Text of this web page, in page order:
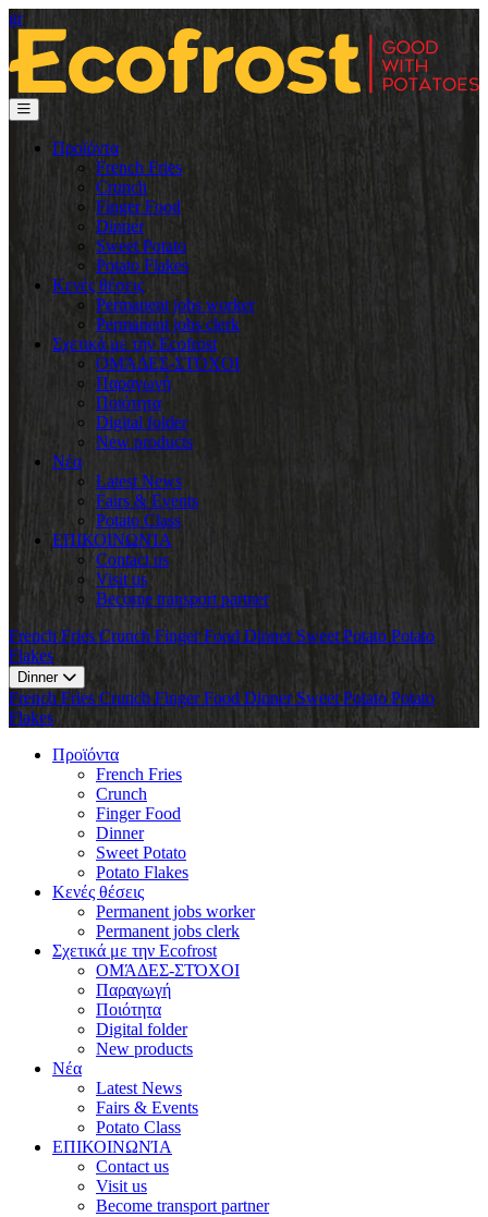
gr
Προϊόντα
French Fries
Crunch
Finger Food
Dinner
Sweet Potato
Potato Flakes
Κενές θέσεις
Permanent jobs worker
Permanent jobs clerk
Σχετικά με την Ecofrost
ΟΜΆΔΕΣ-ΣΤΌΧΟΙ
Παραγωγή
Ποιότητα
Digital folder
New products
Νέα
Latest News
Fairs & Events
Potato Class
ΕΠΙΚΟΙΝΩΝΊΑ
Contact us
Visit us
Become transport partner
French Fries Crunch Finger Food Dinner Sweet Potato Potato
Flakes
Dinner
French Fries Crunch Finger Food Dinner Sweet Potato Potato
Flakes
Προϊόντα
French Fries
Crunch
Finger Food
Dinner
Sweet Potato
Potato Flakes
Κενές θέσεις
Permanent jobs worker
Permanent jobs clerk
Σχετικά με την Ecofrost
ΟΜΆΔΕΣ-ΣΤΌΧΟΙ
Παραγωγή
Ποιότητα
Digital folder
New products
Νέα
Latest News
Fairs & Events
Potato Class
ΕΠΙΚΟΙΝΩΝΊΑ
Contact us
Visit us
Become transport partner